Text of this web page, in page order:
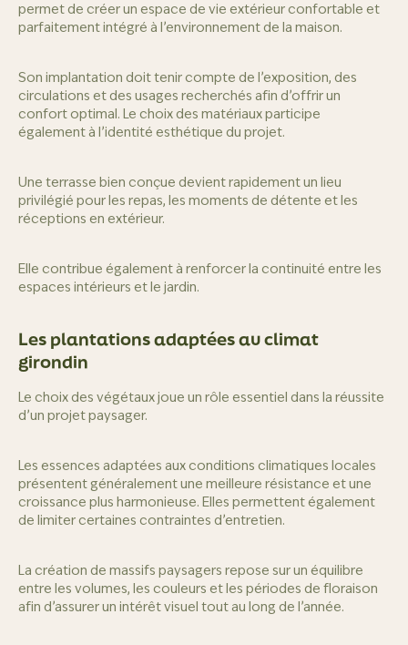
permet de créer un espace de vie extérieur confortable et
parfaitement intégré à l’environnement de la maison.
Son implantation doit tenir compte de l’exposition, des
circulations et des usages recherchés afin d’offrir un
confort optimal. Le choix des matériaux participe
également à l’identité esthétique du projet.
Une terrasse bien conçue devient rapidement un lieu
privilégié pour les repas, les moments de détente et les
réceptions en extérieur.
Elle contribue également à renforcer la continuité entre les
espaces intérieurs et le jardin.
Les plantations adaptées au climat
girondin
Le choix des végétaux joue un rôle essentiel dans la réussite
d’un projet paysager.
Les essences adaptées aux conditions climatiques locales
présentent généralement une meilleure résistance et une
croissance plus harmonieuse. Elles permettent également
de limiter certaines contraintes d’entretien.
La création de massifs paysagers repose sur un équilibre
entre les volumes, les couleurs et les périodes de floraison
afin d’assurer un intérêt visuel tout au long de l’année.